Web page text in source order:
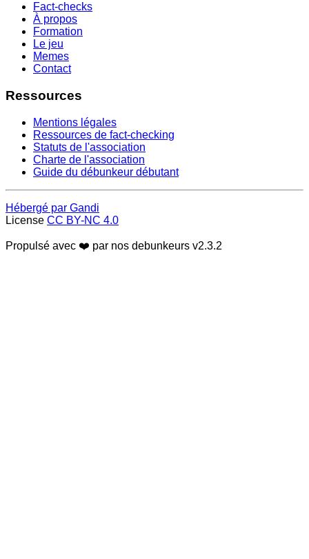
Fact-checks
À propos
Formation
Le jeu
Memes
Contact
Ressources
Mentions légales
Ressources de fact-checking
Statuts de l'association
Charte de l'association
Guide du débunkeur débutant
Hébergé par Gandi
License CC BY-NC 4.0
Propulsé avec ❤️ par nos debunkeurs v2.3.2